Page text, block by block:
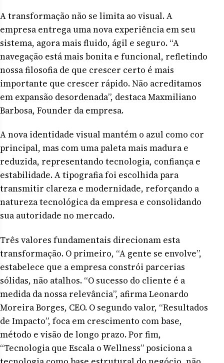
A transformação não se limita ao visual. A
empresa entrega uma nova experiência em seu
sistema, agora mais fluido, ágil e seguro. “A
navegação está mais bonita e funcional, refletindo
nossa filosofia de que crescer certo é mais
importante que crescer rápido. Não acreditamos
em expansão desordenada”, destaca Maxmiliano
Barbosa, Founder da empresa.
A nova identidade visual mantém o azul como cor
principal, mas com uma paleta mais madura e
reduzida, representando tecnologia, confiança e
estabilidade. A tipografia foi escolhida para
transmitir clareza e modernidade, reforçando a
natureza tecnológica da empresa e consolidando
sua autoridade no mercado.
Três valores fundamentais direcionam esta
transformação. O primeiro, “A gente se envolve”,
estabelece que a empresa constrói parcerias
sólidas, não atalhos. “O sucesso do cliente é a
medida da nossa relevância”, afirma Leonardo
Moreira Borges, CEO. O segundo valor, “Resultados
de Impacto”, foca em crescimento com base,
método e visão de longo prazo. Por fim,
“Tecnologia que Escala o Wellness” posiciona a